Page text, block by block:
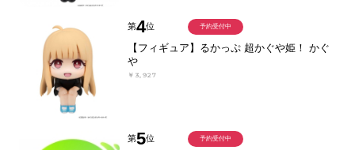
第4位
【フィギュア】るかっぷ 超かぐや姫！ かぐ
や
￥3,927
予約受付中
第5位 予約受付中